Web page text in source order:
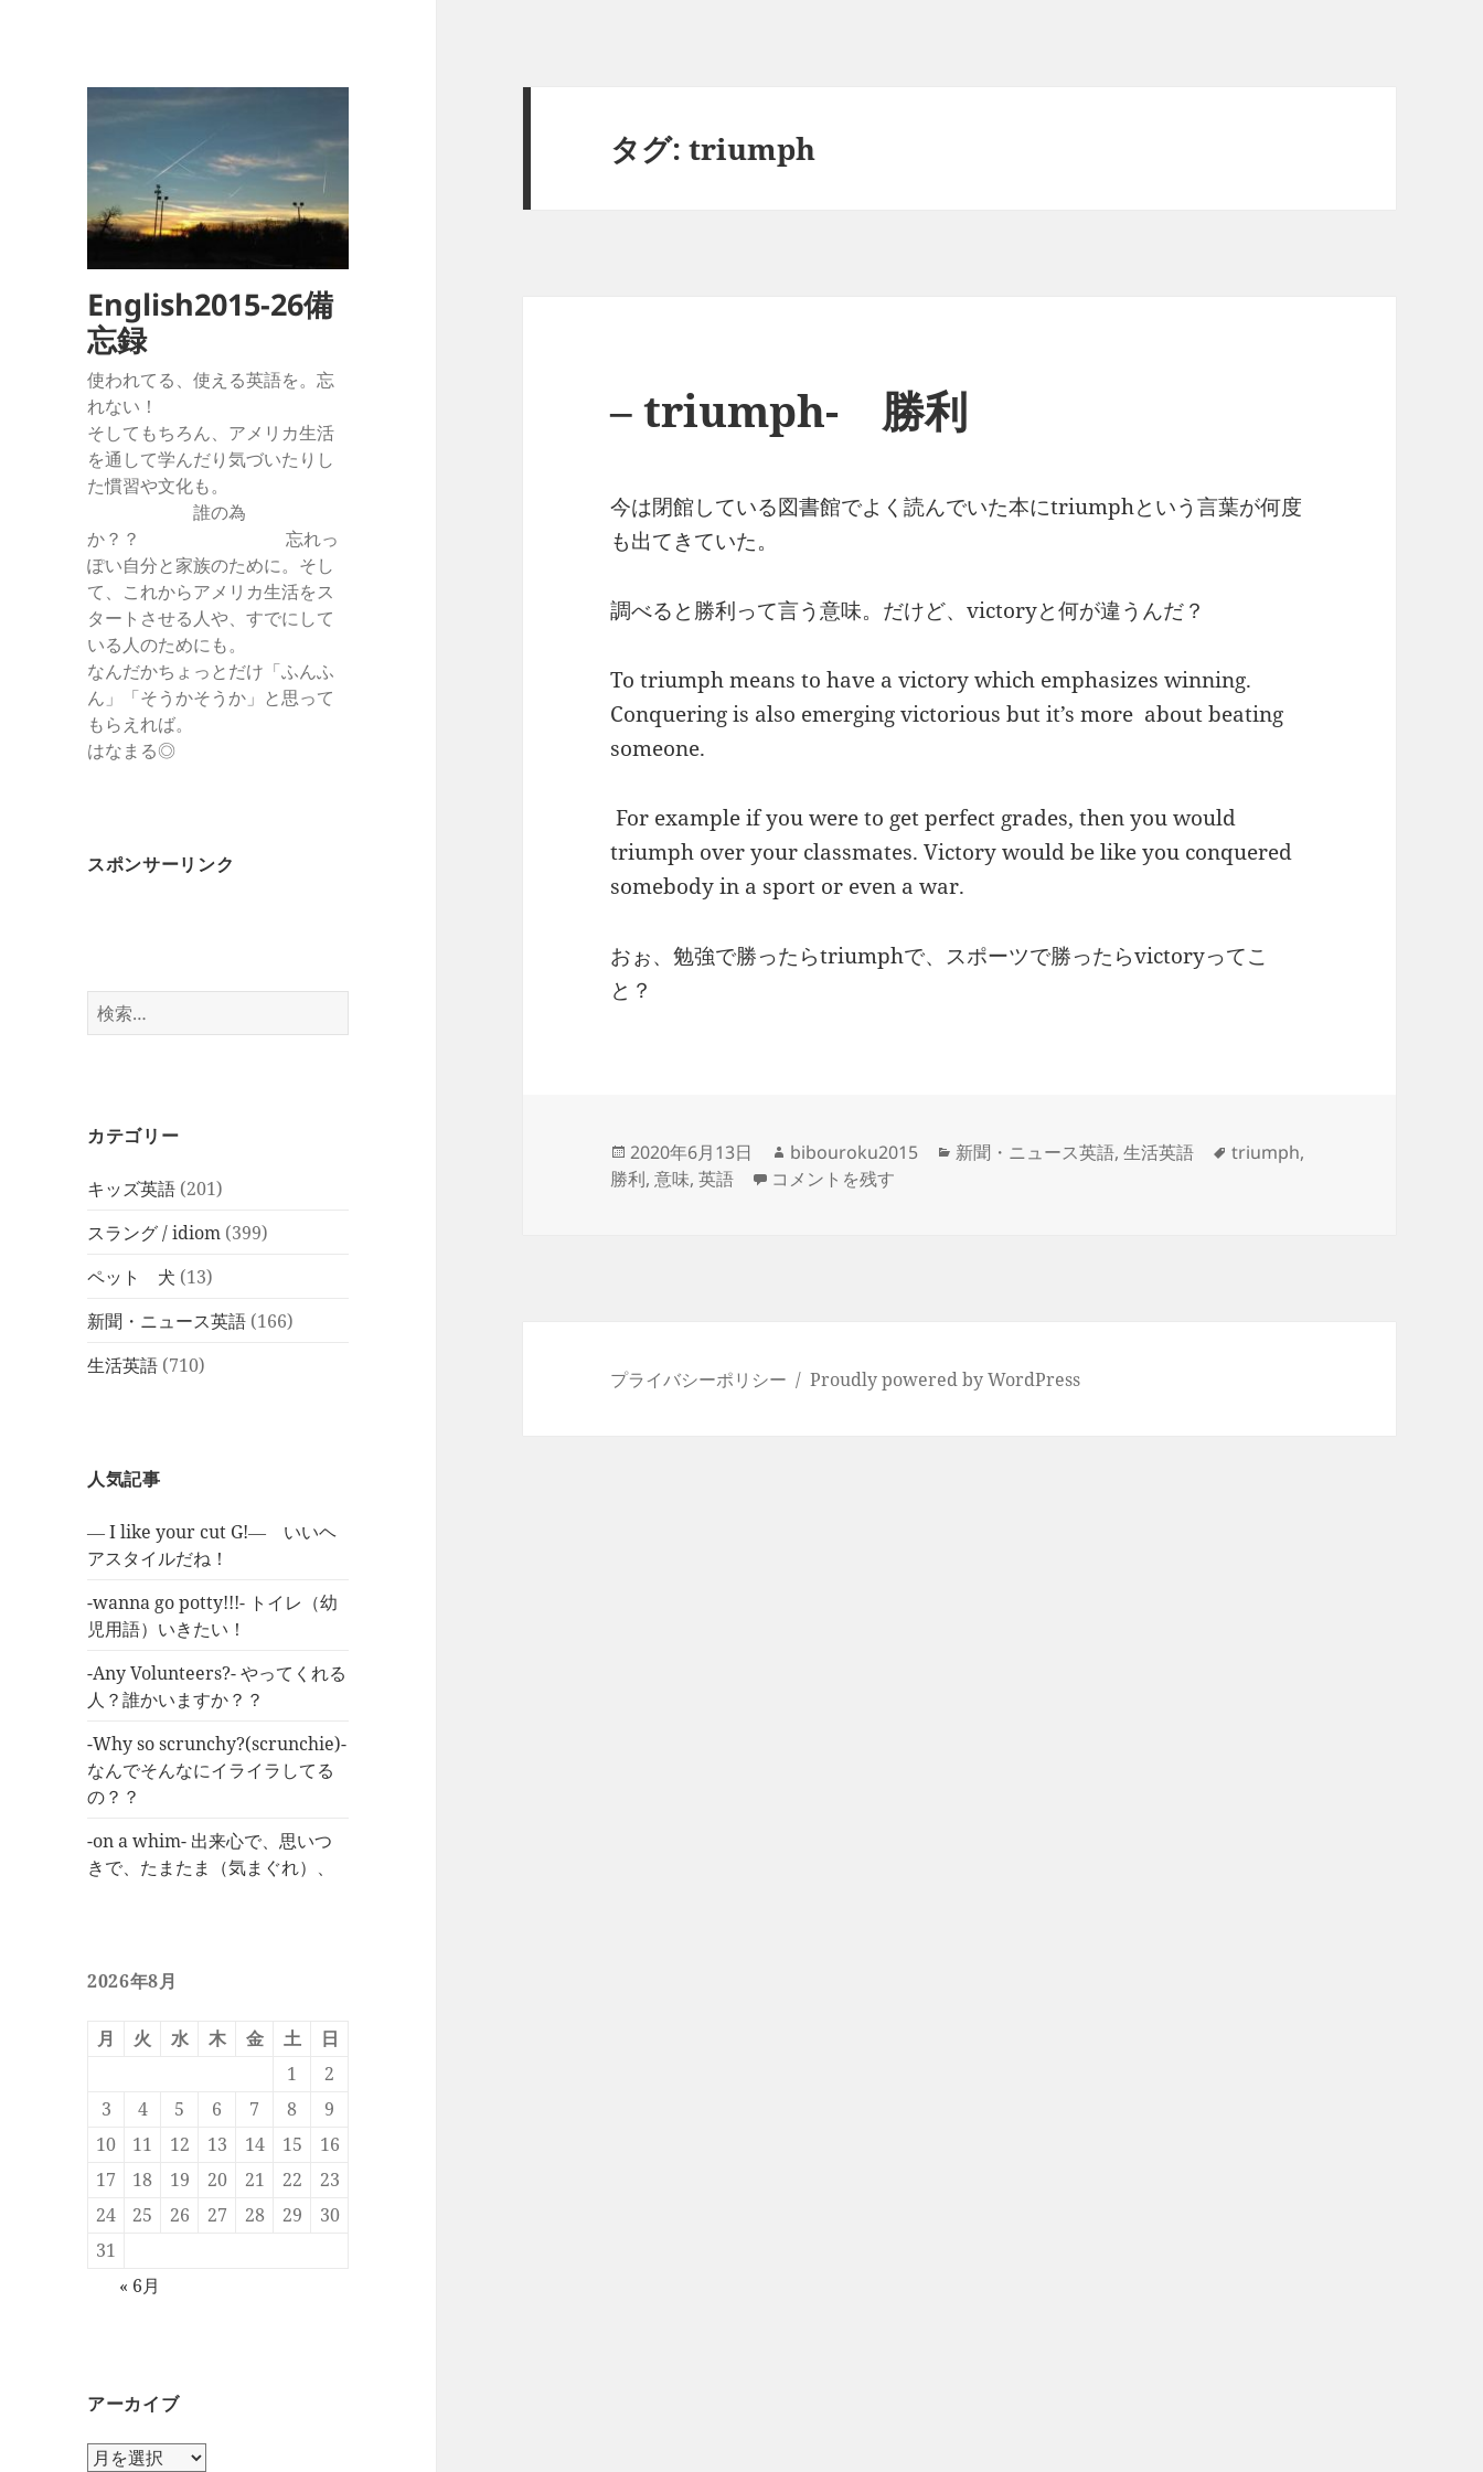
English2015-26備
忘録
使われてる、使える英語を。忘
れない！
そしてもちろん、アメリカ生活
を通して学んだり気づいたりし
た慣習や文化も。
誰の為
か？？ 忘れっ
ぽい自分と家族のために。そし
て、これからアメリカ生活をス
タートさせる人や、すでにして
いる人のためにも。
なんだかちょっとだけ「ふんふ
ん」「そうかそうか」と思って
もらえれば。
はなまる◎
スポンサーリンク
検
索:
カテゴリー
キッズ英語 (201)
スラング / idiom (399)
ペット 犬 (13)
新聞・ニュース英語 (166)
生活英語 (710)
人気記事
― I like your cut G!― いいヘ
アスタイルだね！
-wanna go potty!!!- トイレ（幼
児用語）いきたい！
-Any Volunteers?- やってくれる
人？誰かいますか？？
-Why so scrunchy?(scrunchie)-
なんでそんなにイライラしてる
の？？
-on a whim- 出来心で、思いつ
きで、たまたま（気まぐれ）、
2026年8月
月 火 水 木 金 土
日
1
2
3
4 5 6 7 8
9
10
11 12 13 14 15
16
17
18 19 20 21 22
23
24
25 26 27 28 29
30
31
« 6月
アーカイブ
ア
タグ:triumph
– triumph- 勝利
今は閉館している図書館でよく読んでいた本にtriumphという言葉が何度
も出てきていた。
調べると勝利って言う意味。だけど、victoryと何が違うんだ？
To triumph means to have a victory which emphasizes winning.
Conquering is also emerging victorious but it’s more about beating
someone.
For example if you were to get perfect grades, then you would
triumph over your classmates. Victory would be like you conquered
somebody in a sport or even a war.
おぉ、勉強で勝ったらtriumphで、スポーツで勝ったらvictoryってこ
と？
投
稿
2020年6月13日
作
成
bibouroku2015
カ
新聞・ニュース英語,生活英語
タ
triumph,
勝利,意味,英語 – triumph- 勝利 に
コメントを残す
プライバシーポリシー Proudly powered by WordPress